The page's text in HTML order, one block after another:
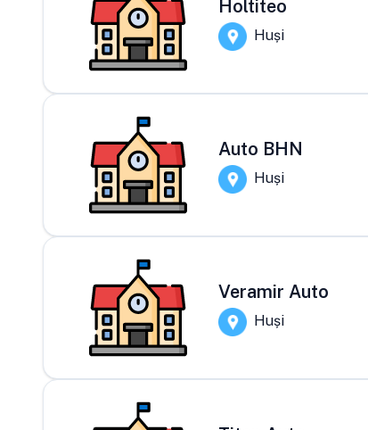
Holtiteo
Huși
Auto BHN
Huși
Veramir Auto
Huși